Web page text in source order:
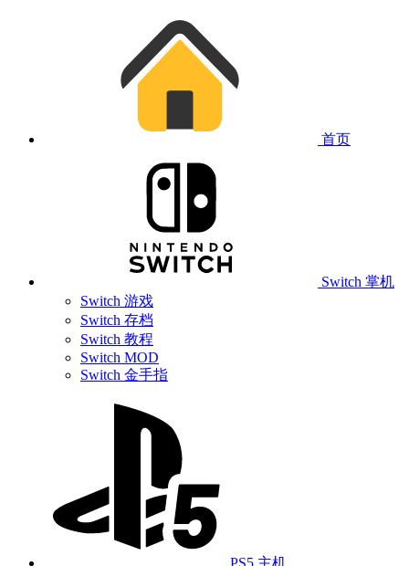
首页
Switch 掌机
Switch 游戏
Switch 存档
Switch 教程
Switch MOD
Switch 金手指